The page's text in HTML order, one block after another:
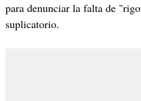
para denunciar la falta de
suplicatorio.